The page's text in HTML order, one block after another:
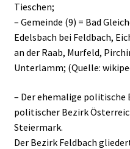
Tieschen;
– Gemeinde (9) = Bad
Edelsbach bei Feldbach,
an der Raab, Murfeld,
Unterlamm; (Quelle:
– Der ehemalige politische
politischer Bezirk
Steiermark.
Der Bezirk Feldbach